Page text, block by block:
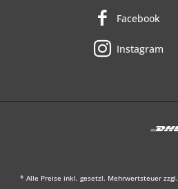
Facebook
Instagram
* Alle Preise inkl. gesetzl. Mehrwertsteuer zzgl.